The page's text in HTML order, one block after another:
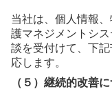
当社は、個人情報
護マネジメントシ
談を受付けて、下
応します。
（５）継続的改善